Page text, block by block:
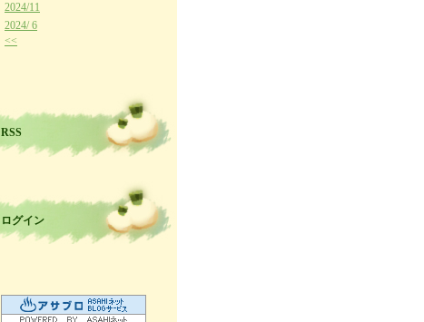
2024/11
2024/ 6
<<
RSS
ログイン